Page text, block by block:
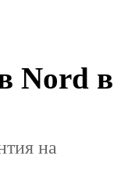
Nord в
на